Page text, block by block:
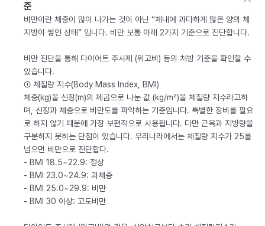
준
비만이란 체중이 많이 나가는 것이 아닌 “체내에 과다하게 많은 양의 체
지방이 쌓인 상태” 입니다. 비만 보통 아래 2가지 기준으로 진단합니다.
비만 진단을 통해 다이어트 주사제 (위고비) 등의 처방 기준을 확인할 수
있습니다.
① 체질량 지수(Body Mass Index, BMI)
체중(kg)을 신장(m)의 제곱으로 나눈 값 (kg/m²)을 체질량 지수라고하
며, 신장과 체중으로 비만도를 파악하는 기준입니다. 특별한 장비를 필요
로 하지 않기 때문에 가장 보편적으로 사용됩니다. 다만 근육과 지방량을
구분하지 못하는 단점이 있습니다. 우리나라에서는 체질량 지수가 25를
넘으면 비만으로 진단합다.
- BMI 18.5~22.9: 정상
- BMI 23.0~24.9: 과체중
- BMI 25.0~29.9: 비만
- BMI 30 이상: 고도비만